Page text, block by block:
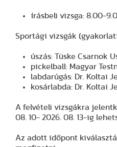
írásbeli vizsga: 8.00-
Sportági vizsgák
úszás: Tüske Csarnok
pickelball: Magyar
labdarúgás: Dr. Koltai
kosárlabda: Dr. Koltai
A felvételi vizsgákra
08. 10- 2026. 08. 13-ig
Az adott időpont